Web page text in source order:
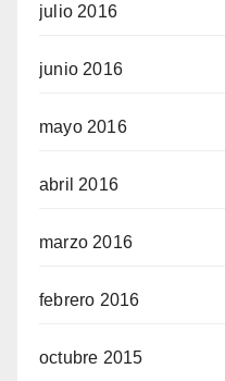
julio 2016
junio 2016
mayo 2016
abril 2016
marzo 2016
febrero 2016
octubre 2015